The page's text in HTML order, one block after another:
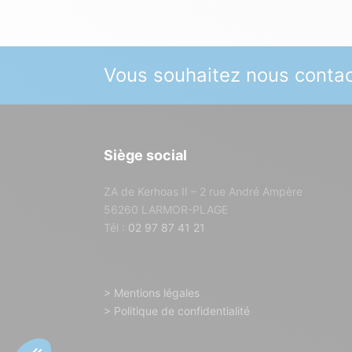
Vous souhaitez nous
Siège social
ZA de Kerhoas II – 2 rue André Ampère
56260 LARMOR-PLAGE
Tél : 02 97 87 41 21
> Mentions légales
> Politique de confidentialité